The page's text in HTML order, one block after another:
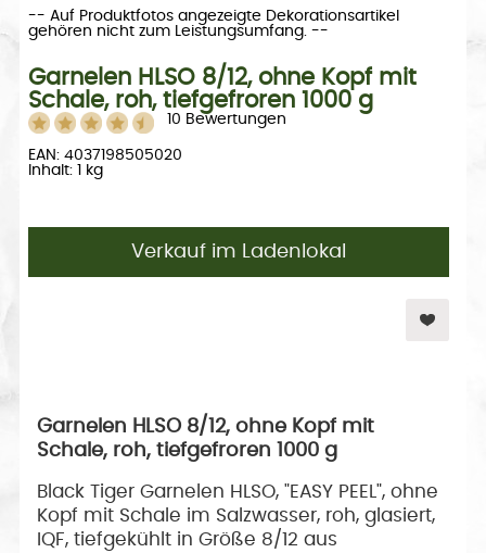
-- Auf Produktfotos angezeigte Dekorationsartikel
gehören nicht zum Leistungsumfang. --
Garnelen HLSO 8/12, ohne Kopf mit
Schale, roh, tiefgefroren 1000 g
10 Bewertungen
EAN: 4037198505020
Inhalt: 1 kg
Verkauf im Ladenlokal
Garnelen HLSO 8/12, ohne Kopf mit
Schale, roh, tiefgefroren 1000 g
Black Tiger Garnelen HLSO, "EASY PEEL", ohne
Kopf mit Schale im Salzwasser, roh, glasiert,
IQF, tiefgekühlt in Größe 8/12 aus